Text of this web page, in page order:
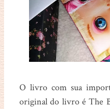
O livro com sua
original do livro é The